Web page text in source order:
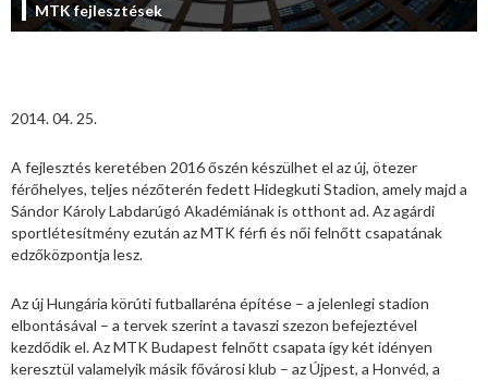
MTK fejlesztések
2014. 04. 25.
A fejlesztés keretében 2016 őszén készülhet el az új, ötezer
férőhelyes, teljes nézőterén fedett Hidegkuti Stadion, amely majd a
Sándor Károly Labdarúgó Akadémiának is otthont ad. Az agárdi
sportlétesítmény ezután az MTK férfi és női felnőtt csapatának
edzőközpontja lesz.
Az új Hungária körúti futballaréna építése – a jelenlegi stadion
elbontásával – a tervek szerint a tavaszi szezon befejeztével
kezdődik el. Az MTK Budapest felnőtt csapata így két idényen
keresztül valamelyik másik fővárosi klub – az Újpest, a Honvéd, a